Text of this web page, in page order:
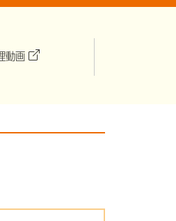
動画